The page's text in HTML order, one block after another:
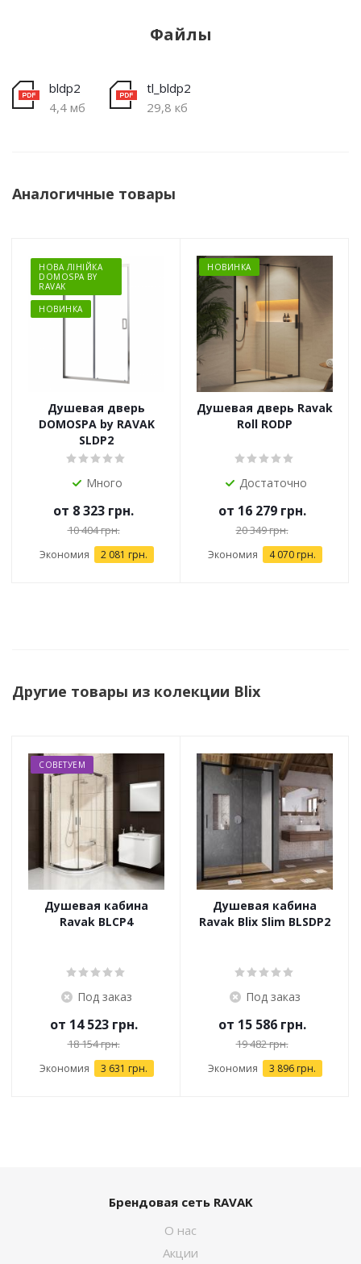
Файлы
bldp2
4,4 мб
tl_bldp2
29,8 кб
Аналогичные товары
НОВА ЛІНІЙКА
DOMOSPA BY
RAVAK
НОВИНКА
Душевая дверь
DOMOSPA by RAVAK
SLDP2
Много
от 8 323 грн.
10 404 грн.
Экономия 2 081 грн.
НОВИНКА
Душевая дверь Ravak
Roll RODP
Достаточно
от 16 279 грн.
20 349 грн.
Экономия 4 070 грн.
Другие товары из колекции Blix
СОВЕТУЕМ
Душевая кабина
Ravak BLCP4
Под заказ
от 14 523 грн.
18 154 грн.
Экономия 3 631 грн.
Душевая кабина
Ravak Blix Slim BLSDP2
Под заказ
от 15 586 грн.
19 482 грн.
Экономия 3 896 грн.
Брендовая сеть RAVAK
О нас
Акции